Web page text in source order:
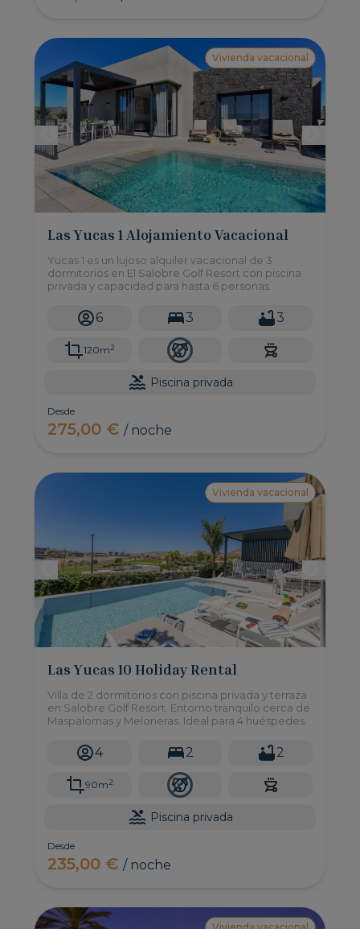
Vivienda vacacional
Las Yucas 1 Alojamiento Vacacional
Yucas 1 es un lujoso alquiler vacacional de 3
dormitorios en El Salobre Golf Resort con piscina
privada y capacidad para hasta 6 personas.
6 3 3
120m2
Piscina privada
Desde
275,00 €/ noche
Vivienda vacacional
Las Yucas 10 Holiday Rental
Villa de 2 dormitorios con piscina privada y terraza
en Salobre Golf Resort. Entorno tranquilo cerca de
Maspalomas y Meloneras. Ideal para 4 huéspedes.
4 2 2
90m2
Piscina privada
Desde
235,00 €/ noche